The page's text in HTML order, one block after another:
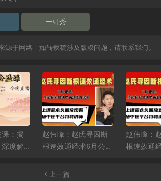
一针秀
源于网络，如转载稿涉及版权问题，请联系我们。
：揭
度解
赵伟峰：赵氏寻因断
根速效通经术6月公益
赵伟峰：
根速效通
上一篇